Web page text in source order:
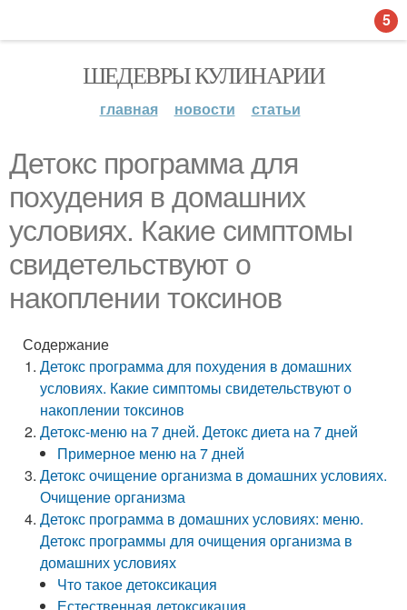
ШЕДЕВРЫ КУЛИНАРИИ
главная новости статьи
Детокс программа для
похудения в домашних
условиях. Какие симптомы
свидетельствуют о
накоплении токсинов
Содержание
Детокс программа для похудения в домашних
условиях. Какие симптомы свидетельствуют о
накоплении токсинов
Детокс-меню на 7 дней. Детокс диета на 7 дней
Примерное меню на 7 дней
Детокс очищение организма в домашних условиях.
Очищение организма
Детокс программа в домашних условиях: меню.
Детокс программы для очищения организма в
домашних условиях
Что такое детоксикация
5